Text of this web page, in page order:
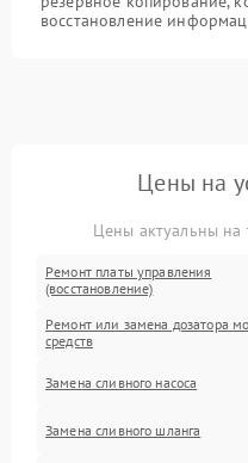
восстановление
Цены на
Цены актуальны
Ремонт платы управления
(восстановление)
Ремонт или замена дозатора
средств
Замена сливного насоса
Замена сливного шланга